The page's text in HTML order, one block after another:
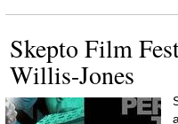
Skepto Film
Willis-Jones